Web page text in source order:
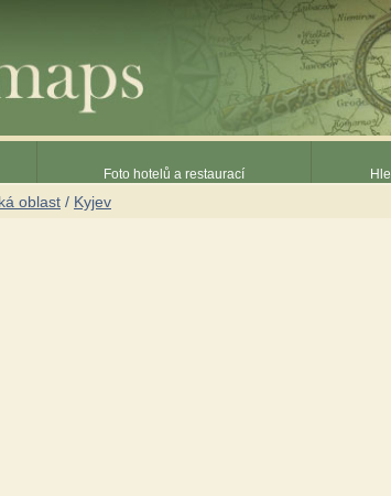
Foto hotelů a restaurací
oblast / Kyjev